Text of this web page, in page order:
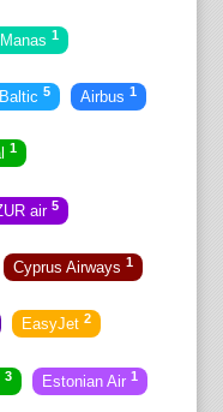
1
5 Airbus 1
1
air 5
Cyprus Airways 1
EasyJet 2
3 Estonian Air 1